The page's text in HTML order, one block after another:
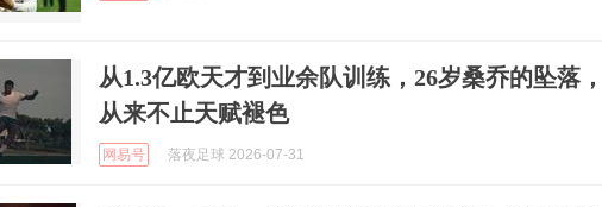
从1.3亿欧天才到业余队训练，26岁桑乔的坠落，
从来不止天赋褪色
网易号 落夜足球 2026-07-31